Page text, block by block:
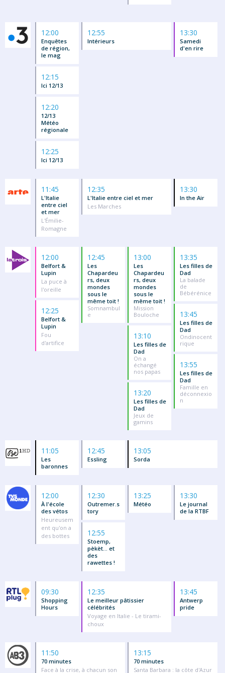
12:00
Enquêtes
de région,
le mag
12:15
Ici 12/13
12:20
12/13
Météo
régionale
12:25
Ici 12/13
12:55
Intérieurs
13:30
Samedi
d'en rire
11:45
L'Italie
entre ciel
et mer
L'Émilie-
Romagne
12:35
L'Italie entre ciel et mer
Les Marches
13:30
In the Air
12:00
Belfort &
Lupin
La puce à
l'oreille
12:25
Belfort &
Lupin
Fou
d'artifice
12:45
Les
Chapardeu
rs, deux
mondes
sous le
même toit !
Somnambul
e
13:00
Les
Chapardeu
rs, deux
mondes
sous le
même toit !
Mission
Bouloche
13:10
Les filles de
Dad
On a
échangé
nos papas
13:20
Les filles de
Dad
Jeux de
gamins
13:35
Les filles de
Dad
La balade
de
Bébérénice
13:45
Les filles de
Dad
Ondinocent
rique
13:55
Les filles de
Dad
Famille en
déconnexio
n
11:05
Les
baronnes
12:45
Essling
13:05
Sorda
12:00
À l'école
des vétos
Heureusem
ent qu'on a
des bottes
12:30
Outremer.s
tory
12:55
Stoemp,
pèkèt... et
des
rawettes !
13:25
Météo
13:30
Le journal
de la RTBF
09:30
Shopping
Hours
12:35
Le meilleur pâtissier
célébrités
Voyage en Italie - Le tirami-
choux
13:45
Antwerp
pride
11:50
70 minutes
Face à la crise, à chacun son
13:15
70 minutes
Santa Barbara : la côte d'Azur